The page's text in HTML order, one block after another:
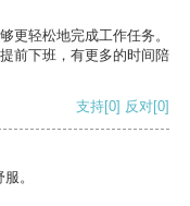
更轻松地完成工作任务。
前下班，有更多的时间陪
支持[0] 反对[0]
。